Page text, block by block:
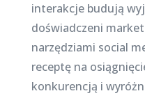
interakcje budują
doświadczeni
narzędziami social
receptę na
konkurencją i